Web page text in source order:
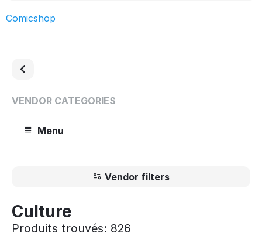
Comicshop
VENDOR CATEGORIES
Menu
Vendor filters
Culture
Produits trouvés: 826